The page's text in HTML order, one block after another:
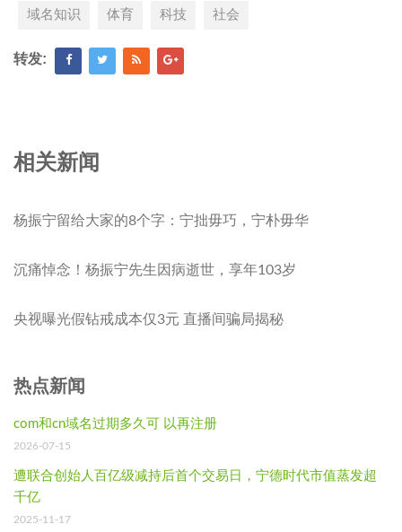
域名知识 体育 科技 社会
转发:
相关新闻
杨振宁留给大家的8个字：宁拙毋巧，宁朴毋华
沉痛悼念！杨振宁先生因病逝世，享年103岁
央视曝光假钻戒成本仅3元 直播间骗局揭秘
热点新闻
com和cn域名过期多久可 以再注册
2026-07-15
遭联合创始人百亿级减持后首个交易日，宁德时代市值蒸发超
千亿
2025-11-17